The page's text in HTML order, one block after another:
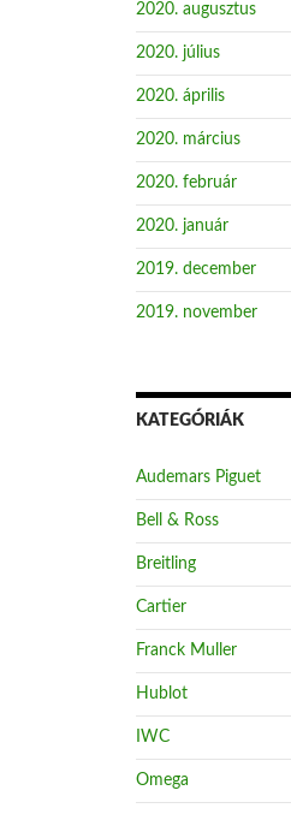
2020. augusztus
2020. július
2020. április
2020. március
2020. február
2020. január
2019. december
2019. november
KATEGÓRIÁK
Audemars Piguet
Bell & Ross
Breitling
Cartier
Franck Muller
Hublot
IWC
Omega